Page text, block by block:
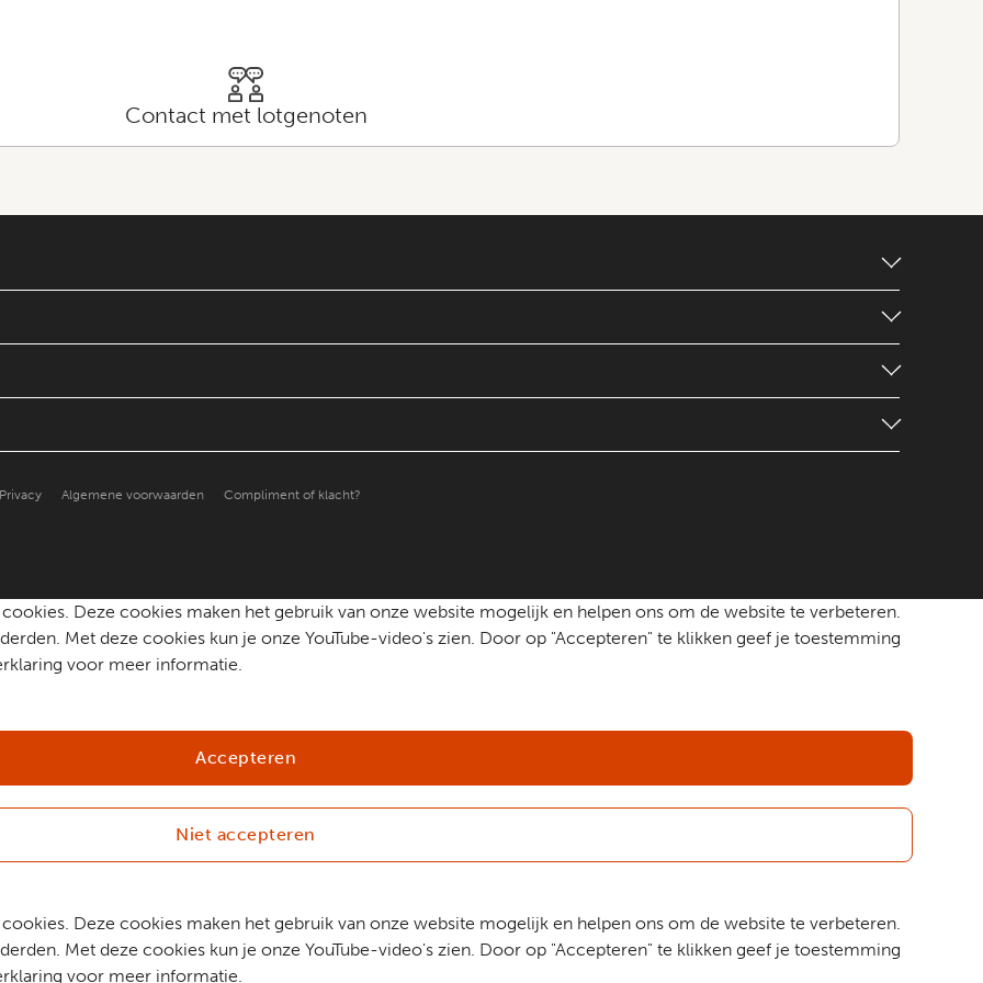
Contact met lotgenoten
Privacy Algemene voorwaarden Compliment of klacht?
Deze cookies maken het gebruik van onze website mogelijk en helpen ons om de website te verbeteren.
Met deze cookies kun je onze YouTube-video's zien. Door op "Accepteren" te klikken geef je toestemming
voor meer informatie.
Accepteren
Niet accepteren
Deze cookies maken het gebruik van onze website mogelijk en helpen ons om de website te verbeteren.
Met deze cookies kun je onze YouTube-video's zien. Door op "Accepteren" te klikken geef je toestemming
voor meer informatie.